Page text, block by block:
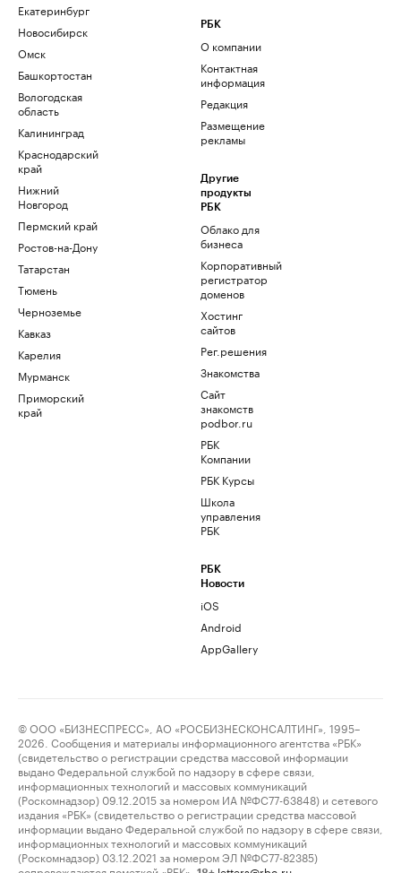
Екатеринбург
Новосибирск
Омск
Башкортостан
Вологодская
область
Калининград
Краснодарский
край
Нижний
Новгород
Пермский край
Ростов-на-Дону
Татарстан
Тюмень
Черноземье
Кавказ
Карелия
Мурманск
Приморский
край
РБК
О компании
Контактная
информация
Редакция
Размещение
рекламы
Другие
продукты
РБК
Облако для
бизнеса
Корпоративный
регистратор
доменов
Хостинг
сайтов
Рег.решения
Знакомства
Сайт
знакомств
podbor.ru
РБК
Компании
РБК Курсы
Школа
управления
РБК
РБК
Новости
iOS
Android
AppGallery
© ООО «БИЗНЕСПРЕСС», АО «РОСБИЗНЕСКОНСАЛТИНГ», 1995–
2026. Сообщения и материалы информационного агентства «РБК»
(свидетельство о регистрации средства массовой информации
выдано Федеральной службой по надзору в сфере связи,
информационных технологий и массовых коммуникаций
(Роскомнадзор) 09.12.2015 за номером ИА №ФС77-63848) и сетевого
издания «РБК» (свидетельство о регистрации средства массовой
информации выдано Федеральной службой по надзору в сфере связи,
информационных технологий и массовых коммуникаций
(Роскомнадзор) 03.12.2021 за номером ЭЛ №ФС77-82385)